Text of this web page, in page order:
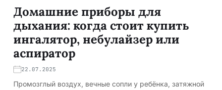
Домашние приборы для
дыхания: когда стоит купить
ингалятор, небулайзер или
аспиратор
22.07.2025
Промозглый воздух, вечные сопли у ребёнка, затяжной